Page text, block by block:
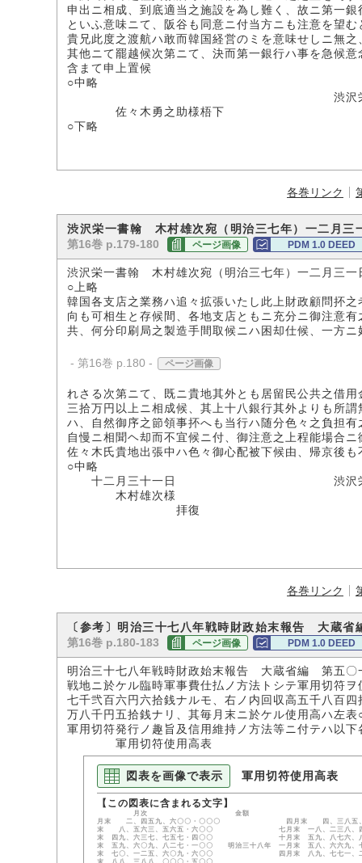
申出ニ相成、到底適当之施設を為し難く、故ニ第一
といふ意味ニて、阪谷も同意ニ付当方ニも注意を望
貴兄此度之渡航ハ敢而韓国経営のミを意味せしニ無
其他ニて罷越候次第ニて、決而第一銀行ハ事を急候
含まて申上置候
○中略
渋沢栄
佐々木勇之助様梧下
○下略
各巻リンク
渋沢栄一書翰 木村雄次宛（明治三七年）一二月三
第16巻 p.179-180 ページ画像 PDM 1.0 DEED
渋沢栄一書翰 木村雄次宛（明治三七年）一二月三一
○上略
韓国各支店之業務ハ追々拡張いたし此上財政顧問抔
向も可相生と存候間、各地支店ともニ充分ニ御注意
共、何分印刷局之製造手間取候ニハ困却仕候、一方
- 第16巻 p.180 - ページ画像
れさる次第ニて、既ニ貴地其外とも居留民公共之借
三拾万円以上ニ相成候、其上十八銀行其外よりも所
ハ、自然御序之節領事抔へも当行ハ随分色々之負担
自慢ニ相聞ヘ却而不宜候ニ付、御注意之上程能場合
佐々木氏貴地出張中ハ色々御心配被下候由、帰京後
○中略
十二月三十一日 渋沢栄
木村雄次様
拝復
各巻リンク
〔参考〕明治三十七八年戦時財政始末報告 大蔵
第16巻 p.180-183 ページ画像 PDM 1.0 DEED
明治三十七八年戦時財政始末報告 大蔵省編 第五
戦地ニ於ケル臨時軍事費仕払ノ方法トシテ軍用切符
七千弐百六円六拾銭ナルモ、右ノ内回収高五千八百
万八千円五拾銭ナリ、其毎月末ニ於ケル使用高ハ左表
軍用切符発行ノ趣旨及信用維持ノ方法等ニ付テハ以
軍用切符使用高表
図表を画像で表示 軍用切符使用高表
月次 金額 円 明治三十七年
月末 二、四五九、六〇〇・〇〇〇 四月末 四、三
末 八、五六三、五六五・六〇〇 七月末 一八、二
末 四九、六三七、七五七・四〇〇 十月末 五九、八七
末 五九、六〇九、八二七・一〇〇 明治三十八年 一月末
末 七〇、一二五、六〇九・六〇〇 四月末 八九、七